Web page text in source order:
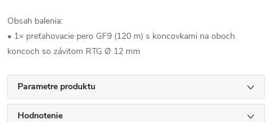
Obsah balenia:
• 1× preťahovacie pero GF9 (120 m) s koncovkami na oboch
koncoch so závitom RTG Ø 12 mm
Parametre produktu
Hodnotenie